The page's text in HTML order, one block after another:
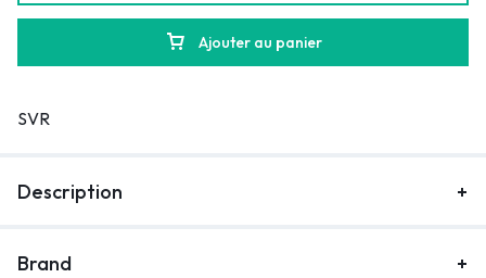
Ajouter au panier
SVR
Description
Brand